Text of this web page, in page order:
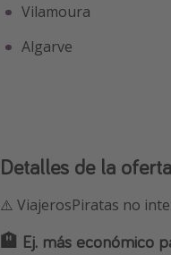
Vilamoura
Algarve
Detalles de la oferta
⚠️ ViajerosPiratas no
🏨 Ej. más económico